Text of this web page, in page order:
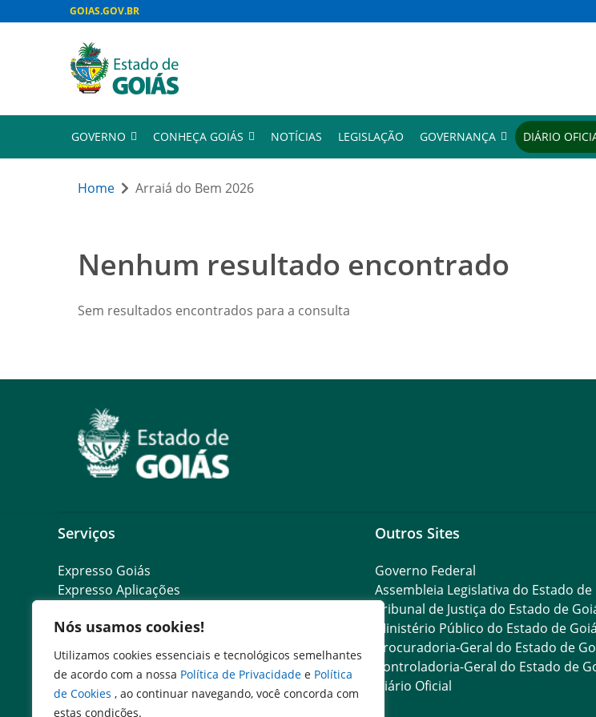
Nós usamos cookies!
Utilizamos cookies essenciais e tecnológicos semelhantes
de acordo com a nossa Política de Privacidade e Política
de Cookies , ao continuar navegando, você concorda com
estas condições.
GOIAS.GOV.BR
GOVERNO CONHEÇA GOIÁS NOTÍCIAS LEGISLAÇÃO GOVERNANÇA DIÁRIO
Home Arraiá do Bem 2026
Nenhum resultado encontrado
Sem resultados encontrados para a consulta
Serviços
Expresso Goiás
Expresso Aplicações
SEI Governadoria
Cadastro de Autoridades
Escola de Governo
Outros Sites
Governo Federal
Assembleia Legislativa do Estado de
Tribunal de Justiça do Estado de
Ministério Público do Estado de
Procuradoria-Geral do Estado de
Controladoria-Geral do Estado de
Diário Oficial